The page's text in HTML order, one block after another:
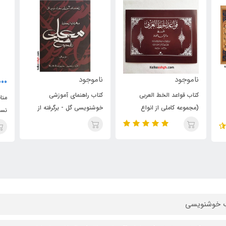
ناموجود
کتاب راهنمای آموزشی
خوشنویسی گل - برگرفته از
خطوط معلی، نسخ و رقعه
200,000
مناجات شعبانیه (به خط
نسعلیق استاد امیرخانی و خط
نسخ استاد بنی‌رضی)
خوشنویسی